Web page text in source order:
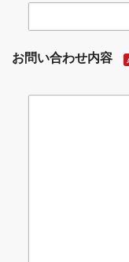
お問い合わせ内容